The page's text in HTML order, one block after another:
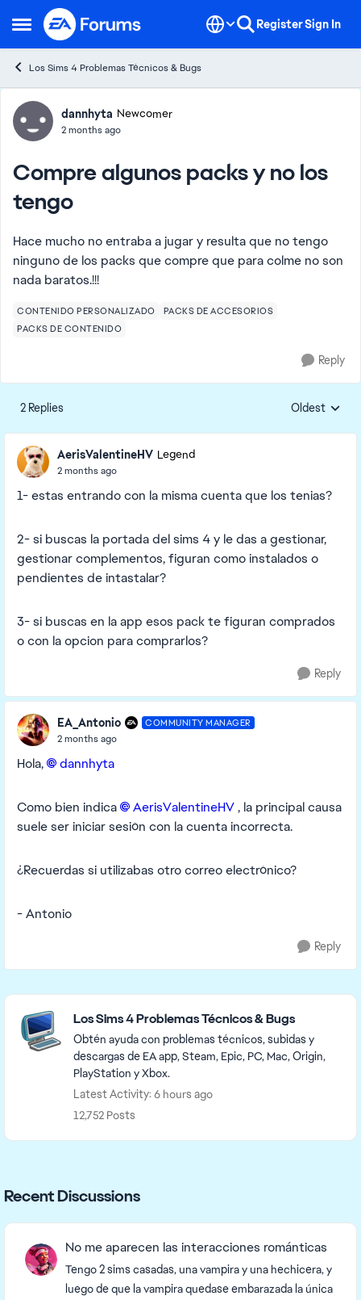
Open Side Menu
Skip to content RegisterSign In
Los Sims 4 Problemas Técnicos & Bugs
Forum Discussion
dannhyta Newcomer
2 months ago
Compre algunos packs y no los
tengo
Hace mucho no entraba a jugar y resulta que no tengo
ninguno de los packs que compre que para colme no son
nada baratos.!!!
CONTENIDO PERSONALIZADO
PACKS DE ACCESORIOS
PACKS DE CONTENIDO
Reply
2 Replies Replies
Oldest
AerisValentineHV Legend
2 months ago
1- estas entrando con la misma cuenta que los tenias?
2- si buscas la portada del sims 4 y le das a gestionar,
gestionar complementos, figuran como instalados o
pendientes de intastalar?
3- si buscas en la app esos pack te figuran comprados
o con la opcion para comprarlos?
Reply
EA_Antonio COMMUNITY MANAGER
2 months ago
Hola, dannhyta​
Como bien indica AerisValentineHV​, la principal causa
suele ser iniciar sesión con la cuenta incorrecta.
¿Recuerdas si utilizabas otro correo electrónico?
- Antonio
Reply
Featured Places
Los Sims 4 Problemas Técnicos & Bugs
Obtén ayuda con problemas técnicos, subidas y
descargas de EA app, Steam, Epic, PC, Mac, Origin,
PlayStation y Xbox.
Latest Activity: 6 hours ago
12,752 Posts
Recent Discussions
No me aparecen las interacciones románticas
Tengo 2 sims casadas, una vampira y una hechicera, y
luego de que la vampira quedase embarazada la única